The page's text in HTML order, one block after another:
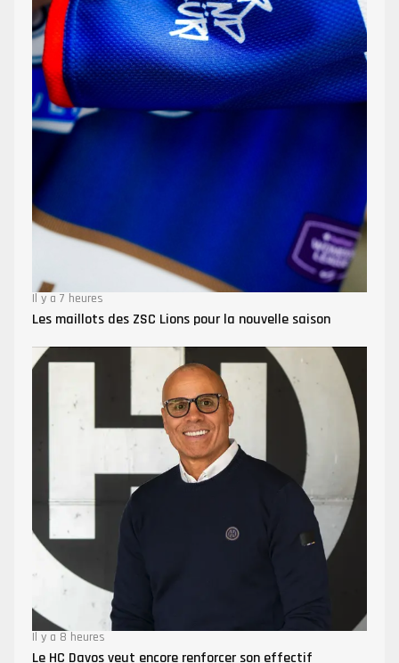
Il y a 7 heures
Les maillots des ZSC Lions pour la nouvelle saison
Il y a 8 heures
Le HC Davos veut encore renforcer son effectif